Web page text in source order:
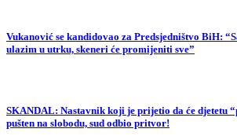
Vukanović se kandidovao za Predsjedništvo BiH:
ulazim u utrku, skeneri će promijeniti sve”
SKANDAL: Nastavnik koji je prijetio da će djetetu
pušten na slobodu, sud odbio pritvor!